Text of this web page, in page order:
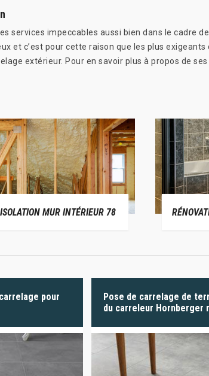
services impeccables aussi bien dans le cadre
et c’est pour cette raison que les plus
extérieur. Pour en savoir plus à propos de
ISOLATION MUR INTÉRIEUR 78
pour
Pose de carrelage de
du carreleur Hornberger